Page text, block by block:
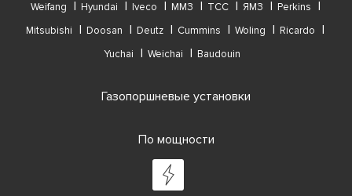
Weifang Hyundai Iveco ММЗ ТСС ЯМЗ
Perkins
Mitsubishi
Doosan Deutz Cummins Woling
Ricardo
Yuchai
Weichai Baudouin
Газопоршневые установки
По мощности